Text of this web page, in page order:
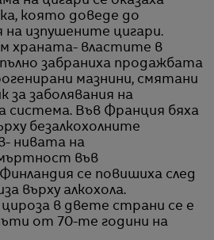
която доведе до
на изпушените цигари.
храната- властите в
забраниха продажбата
мазнини, смятани
за заболявания на
система. Във Франция бяха
безалкохолните
нивата на
във
се повишиха след
върху алкохола.
в двете страни се е
от 70-те години на